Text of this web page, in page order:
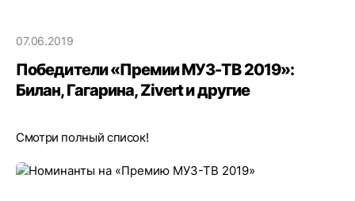
07.06.2019
Победители «Премии МУЗ-ТВ 2019»:
Билан, Гагарина, Zivert и другие
Смотри полный список!